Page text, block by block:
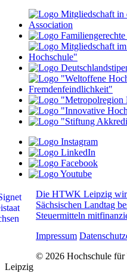
Die HTWK Leipzig
Sächsischen Landtag
Steuermitteln
Impressum
© 2026 Hochschule
Leipzig